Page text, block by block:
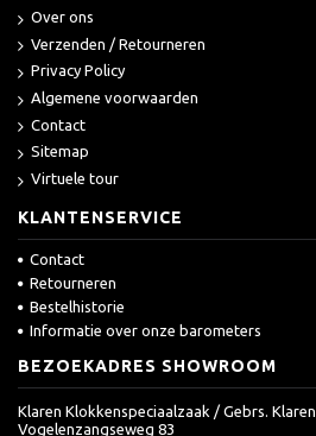
Over ons
Verzenden / Retourneren
Privacy Policy
Algemene voorwaarden
Contact
Sitemap
Virtuele tour
KLANTENSERVICE
Contact
Retourneren
Bestelhistorie
Informatie over onze barometers
BEZOEKADRES SHOWROOM
Klaren Klokkenspeciaalzaak / Gebrs. Klaren
Vogelenzangseweg 83